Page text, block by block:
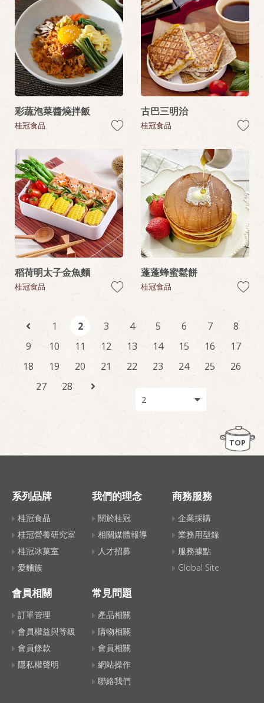
彩蔬泡菜醬燒拌飯
桂冠食品
古巴三明治
桂冠食品
稻荷明太子金魚麵
桂冠食品
蓬蓬蜂蜜鬆餅
桂冠食品
1 2 3 4 5 6 7
8
9
10 11 12 13 14 15 16
17
18
19 20 21 22 23 24 25
26
27
28
TOP
系列品牌
桂冠食品
桂冠營養研究室
桂冠冰菓室
愛麵族
我們的理念
關於桂冠
相關媒體報導
人才招募
商務服務
企業採購
業務用型錄
服務據點
Global Site
會員相關
訂單管理
會員權益與等級
會員條款
隱私權聲明
常見問題
產品相關
購物相關
會員相關
網站操作
聯絡我們